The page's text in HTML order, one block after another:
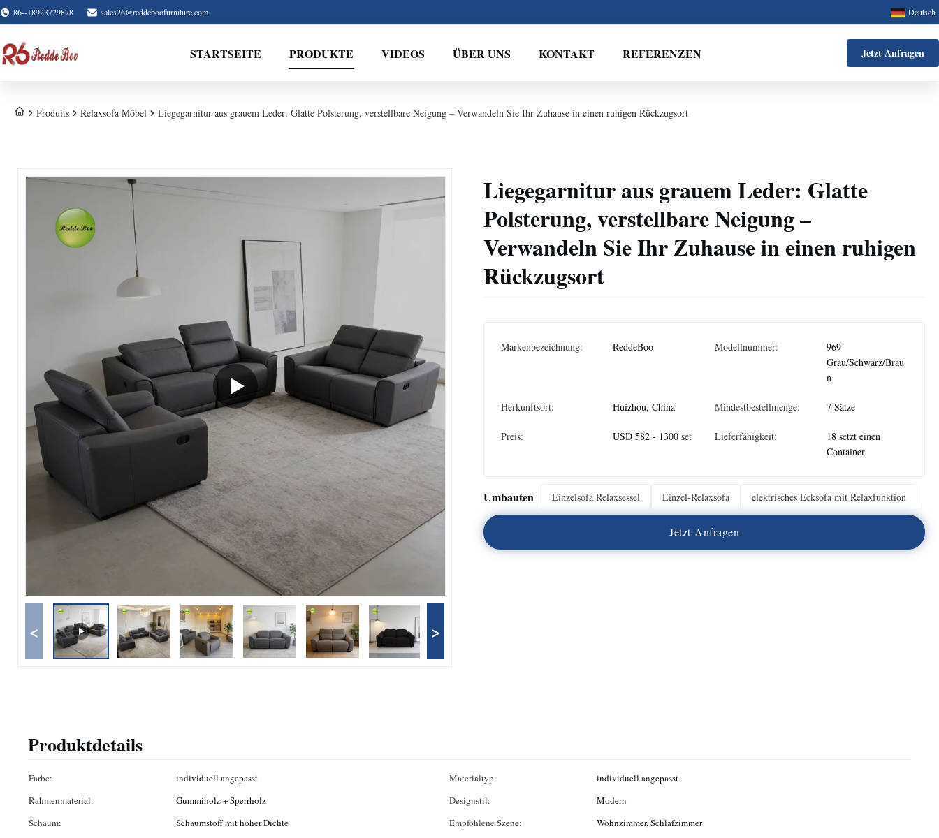
86--18923729878 sales26@reddeboofurniture.com Deutsch
STARTSEITE PRODUKTE VIDEOS ÜBER UNS KONTAKT REFERENZEN Jetzt Anfragen
Produits Relaxsofa Möbel Liegegarnitur aus grauem Leder: Glatte Polsterung, verstellbare Neigung – Verwandeln Sie Ihr Zuhause in einen ruhigen Rückzugsort
< >
Liegegarnitur aus grauem Leder: Glatte
Polsterung, verstellbare Neigung –
Verwandeln Sie Ihr Zuhause in einen ruhigen
Rückzugsort
Markenbezeichnung: ReddeBoo Modellnummer:
969-
Grau/Schwarz/Brau
n
Herkunftsort: Huizhou, China Mindestbestellmenge: 7 Sätze
Preis: USD 582 - 1300 set Lieferfähigkeit:
18 setzt einen
Container
Umbauten Einzelsofa Relaxsessel Einzel-Relaxsofa elektrisches Ecksofa mit Relaxfunktion
Jetzt Anfragen
Produktdetails
Farbe: individuell angepasst Materialtyp:
individuell angepasst
Rahmenmaterial:
Gummiholz ​​+ Sperrholz Designstil:
Modern
Schaum:
Schaumstoff mit hoher Dichte Empfohlene Szene:
Wohnzimmer, Schlafzimmer